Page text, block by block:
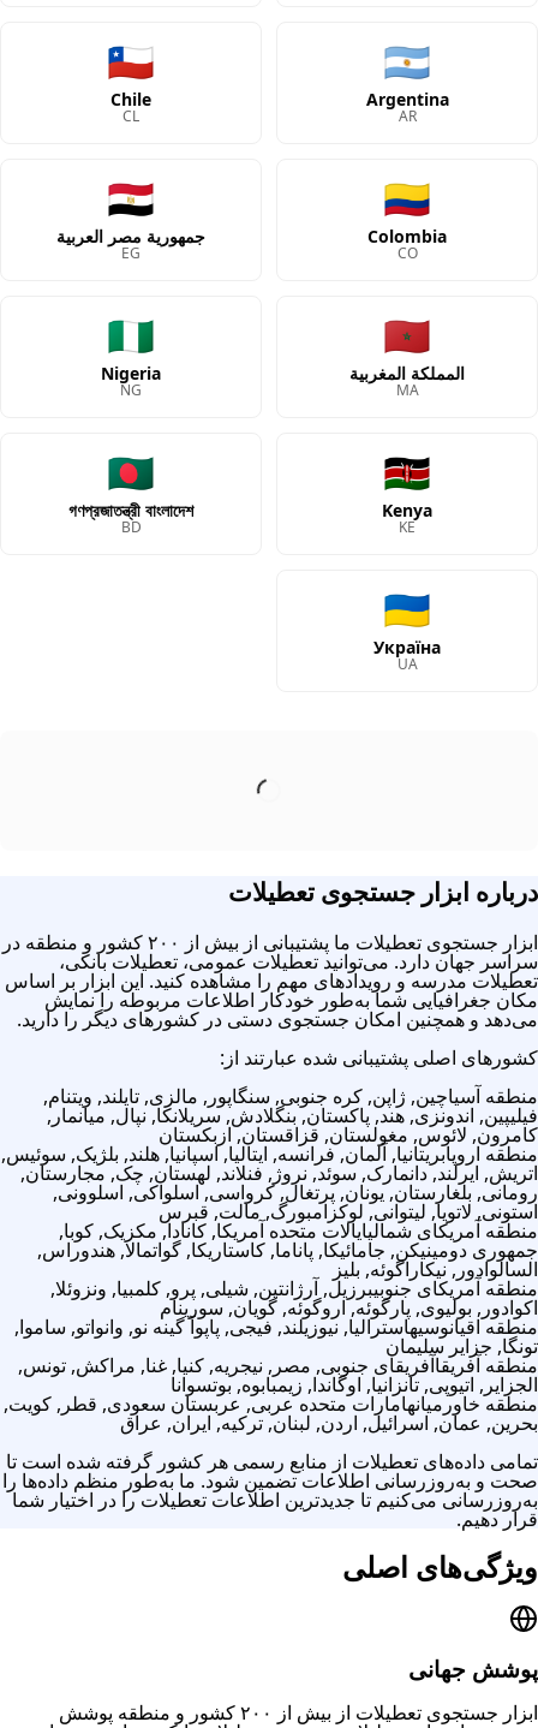
🇦🇷
Argentina
AR
🇨🇱
Chile
CL
🇨🇴
Colombia
CO
🇪🇬
جمهورية مصر العربية
EG
🇲🇦
المملكة المغربية
MA
🇳🇬
Nigeria
NG
🇰🇪
Kenya
KE
🇧🇩
গণপ্রজাতন্ত্রী বাংলাদেশ
BD
🇺🇦
Україна
UA
درباره ابزار جستجوی تعطیلات
ابزار جستجوی تعطیلات ما پشتیبانی از بیش از ۲۰۰ کشور و منطقه در
سراسر جهان دارد. می‌توانید تعطیلات عمومی، تعطیلات بانکی،
تعطیلات مدرسه و رویدادهای مهم را مشاهده کنید. این ابزار بر اساس
مکان جغرافیایی شما به‌طور خودکار اطلاعات مربوطه را نمایش
می‌دهد و همچنین امکان جستجوی دستی در کشورهای دیگر را دارید.
کشورهای اصلی پشتیبانی شده عبارتند از:
منطقه آسیاچین, ژاپن, کره جنوبی, سنگاپور, مالزی, تایلند, ویتنام,
فیلیپین, اندونزی, هند, پاکستان, بنگلادش, سریلانکا, نپال, میانمار,
کامرون, لائوس, مغولستان, قزاقستان, ازبکستان
منطقه اروپابریتانیا, آلمان, فرانسه, ایتالیا, اسپانیا, هلند, بلژیک, سوئیس,
اتریش, ایرلند, دانمارک, سوئد, نروژ, فنلاند, لهستان, چک, مجارستان,
رومانی, بلغارستان, یونان, پرتغال, کرواسی, اسلواکی, اسلوونی,
استونی, لاتویا, لیتوانی, لوکزامبورگ, مالت, قبرس
منطقه آمریکای شمالیایالات متحده آمریکا, کانادا, مکزیک, کوبا,
جمهوری دومینیکن, جامائیکا, پاناما, کاستاریکا, گواتمالا, هندوراس,
السالوادور, نیکاراگوئه, بلیز
منطقه آمریکای جنوبیبرزیل, آرژانتین, شیلی, پرو, کلمبیا, ونزوئلا,
اکوادور, بولیوی, پارگوئه, اروگوئه, گویان, سورینام
منطقه اقیانوسیهاسترالیا, نیوزیلند, فیجی, پاپوآ گینه نو, وانواتو, ساموا,
تونگا, جزایر سلیمان
منطقه آفریقاآفریقای جنوبی, مصر, نیجریه, کنیا, غنا, مراکش, تونس,
الجزایر, اتیوپی, تانزانیا, اوگاندا, زیمبابوه, بوتسوانا
منطقه خاورمیانهامارات متحده عربی, عربستان سعودی, قطر, کویت,
بحرین, عمان, اسرائیل, اردن, لبنان, ترکیه, ایران, عراق
تمامی داده‌های تعطیلات از منابع رسمی هر کشور گرفته شده است تا
صحت و به‌روزرسانی اطلاعات تضمین شود. ما به‌طور منظم داده‌ها را
به‌روزرسانی می‌کنیم تا جدیدترین اطلاعات تعطیلات را در اختیار شما
قرار دهیم.
ویژگی‌های اصلی
پوشش جهانی
ابزار جستجوی تعطیلات از بیش از ۲۰۰ کشور و منطقه پوشش